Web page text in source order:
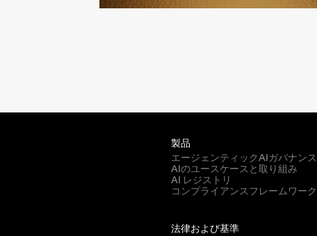
製品
エージェンティックAIガバナンス
AIのユースケースと取り組み
AI レジストリ
コンプライアンスフレームワーク
法律および基準